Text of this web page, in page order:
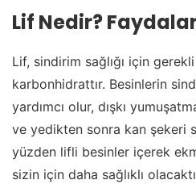
Lif Nedir?
Lif, sindirim sağlığı için
karbonhidrattır. Besinlerin
yardımcı olur, dışkı
ve yedikten sonra kan şekeri
yüzden lifli besinler içerek
sizin için daha sağlıklı